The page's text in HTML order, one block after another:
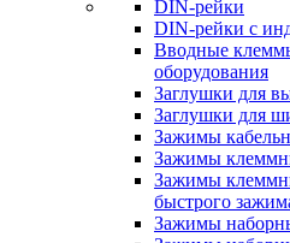
DIN-рейки
DIN-рейки с
Вводные
оборудования
Заглушки для
Заглушки для
Зажимы
Зажимы
Зажимы
быстрого
Зажимы